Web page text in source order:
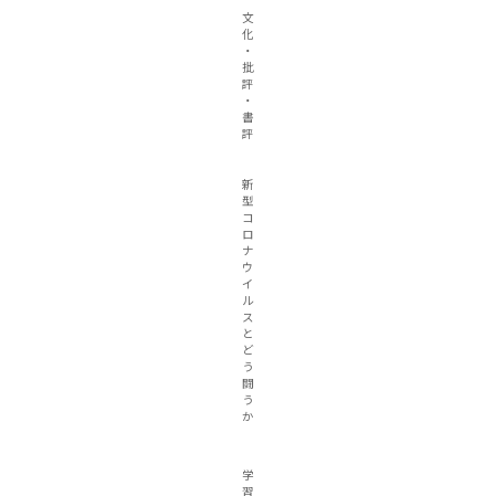
文
化
・
批
評
・
書
評
新
型
コ
ロ
ナ
ウ
イ
ル
ス
と
ど
う
闘
う
か
学
習